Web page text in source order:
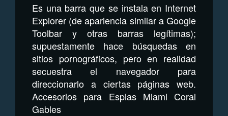
Es una barra que se instala en Internet
Explorer (de apariencia similar a Google
Toolbar y otras barras legítimas);
supuestamente hace búsquedas en
sitios pornográficos, pero en realidad
secuestra el navegador para
direccionarlo a ciertas páginas web.
Accesorios para Espias Miami Coral
Gables